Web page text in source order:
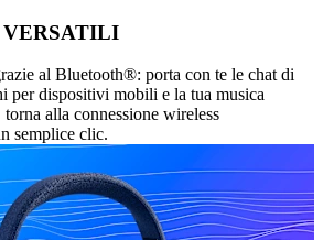
VERSATILI
al Bluetooth®: porta con te le chat di
per dispositivi mobili e la tua musica
alla connessione wireless
semplice clic.